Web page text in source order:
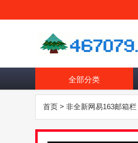
全部分类
首页 > 非全新网易163邮箱栏